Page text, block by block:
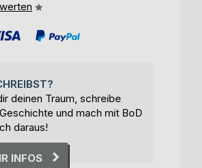
deinen Traum, schreibe
und mach mit BoD
daraus!
INFOS